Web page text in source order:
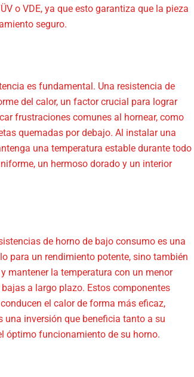
o VDE, ya que esto garantiza que la pieza
seguro.
es fundamental. Una resistencia de
del calor, un factor crucial para lograr
frustraciones comunes al hornear, como
quemadas por debajo. Al instalar una
una temperatura estable durante todo
un hermoso dorado y un interior
de horno de bajo consumo es una
para un rendimiento potente, sino también
mantener la temperatura con un menor
a largo plazo. Estos componentes
el calor de forma más eficaz,
una inversión que beneficia tanto a su
óptimo funcionamiento de su horno.